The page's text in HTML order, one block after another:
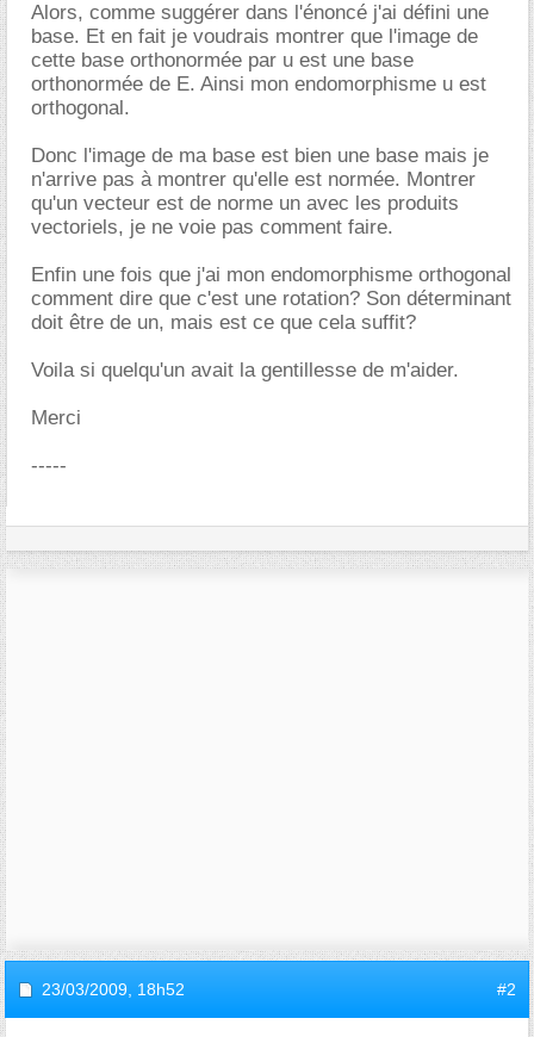
Alors, comme suggérer dans l'énoncé j'ai défini une
base. Et en fait je voudrais montrer que l'image de
cette base orthonormée par u est une base
orthonormée de E. Ainsi mon endomorphisme u est
orthogonal.
Donc l'image de ma base est bien une base mais je
n'arrive pas à montrer qu'elle est normée. Montrer
qu'un vecteur est de norme un avec les produits
vectoriels, je ne voie pas comment faire.
Enfin une fois que j'ai mon endomorphisme orthogonal
comment dire que c'est une rotation? Son déterminant
doit être de un, mais est ce que cela suffit?
Voila si quelqu'un avait la gentillesse de m'aider.
Merci
-----
23/03/2009, 18h52 #2